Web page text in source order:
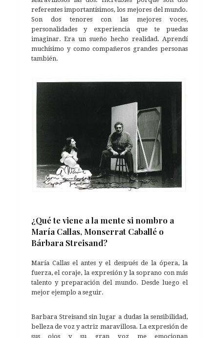
referentes importantísimos, los mejores del mundo.
Son dos tenores con las mejores voces,
personalidades y experiencia que te puedas
imaginar. Era un sueño hecho realidad. Aprendí
muchísimo y como compañeros grandes personas
también.
¿Qué te viene a la mente si nombro a
María Callas, Monserrat Caballé o
Bárbara Streisand?
María Callas el antes y el después de la ópera, la
fuerza, el coraje, la expresión y la soprano con más
talento y preparación del mundo. Desde luego el
mejor ejemplo a seguir.
Barbara Streisand sin lugar a dudas la sensibilidad,
belleza de voz y actriz maravillosa. La expresión de
sus ojos y su gran voz me emocionan